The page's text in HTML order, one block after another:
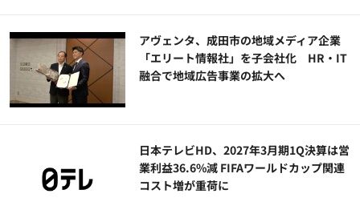
アヴェンタ、成田市の地域メディア企業
「エリート情報社」を子会社化 HR・IT
融合で地域広告事業の拡大へ
日本テレビHD、2027年3月期1Q決算は営
業利益36.6%減 FIFAワールドカップ関連
コスト増が重荷に